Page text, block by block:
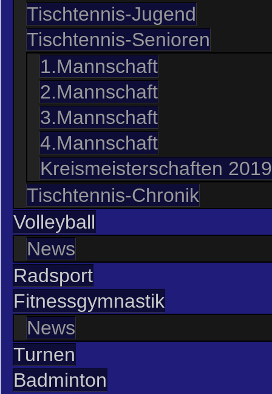
Tischtennis-Jugend
Tischtennis-Senioren
1.Mannschaft
2.Mannschaft
3.Mannschaft
4.Mannschaft
Kreismeisterschaften 2019
Tischtennis-Chronik
Volleyball
News
Radsport
Fitnessgymnastik
News
Turnen
Badminton